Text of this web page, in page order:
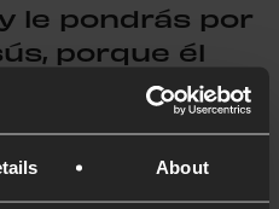
About
le pondrás por
porque él
pueblo de sus